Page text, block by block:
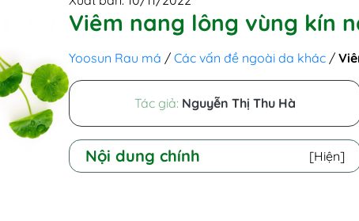
Viêm nang lông vùng kín
Yoosun Rau má / Các vấn đề ngoài da khác /
Tác giả: Nguyễn Thị Thu Hà
Nội dung chính [Hiện]